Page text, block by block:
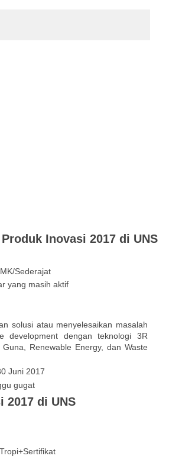
Inovasi 2017 di UNS
Sederajat
yang masih aktif
solusi atau menyelesaikan masalah
development dengan teknologi 3R
Renewable Energy, dan Waste
Juni 2017
gugat
2017 di UNS